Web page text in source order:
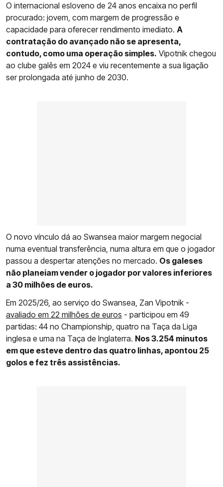
O internacional esloveno de 24 anos encaixa no perfil
procurado: jovem, com margem de progressão e
capacidade para oferecer rendimento imediato. A
contratação do avançado não se apresenta,
contudo, como uma operação simples. Vipotnik chegou
ao clube galês em 2024 e viu recentemente a sua ligação
ser prolongada até junho de 2030.
O novo vínculo dá ao Swansea maior margem negocial
numa eventual transferência, numa altura em que o jogador
passou a despertar atenções no mercado. Os galeses
não planeiam vender o jogador por valores inferiores
a 30 milhões de euros.
Em 2025/26, ao serviço do Swansea, Zan Vipotnik -
avaliado em 22 milhões de euros - participou em 49
partidas: 44 no Championship, quatro na Taça da Liga
inglesa e uma na Taça de Inglaterra. Nos 3.254 minutos
em que esteve dentro das quatro linhas, apontou 25
golos e fez três assistências.